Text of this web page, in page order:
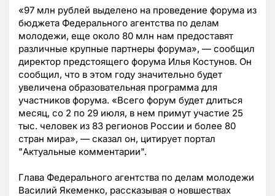
«97 млн рублей выделено на проведение форума из
бюджета Федерального агентства по делам
молодежи, еще около 80 млн нам предоставят
различные крупные партнеры форума», — сообщил
директор предстоящего форума Илья Костунов. Он
сообщил, что в этом году значительно будет
увеличена образовательная программа для
участников форума. «Всего форум будет длиться
месяц, со 2 по 29 июля, в нем примут участие 25
тыс. человек из 83 регионов России и более 80
стран мира», — сказал он, цитирует портал
"Актуальные комментарии".
Глава Федерального агентства по делам молодежи
Василий Якеменко, рассказывая о новшествах